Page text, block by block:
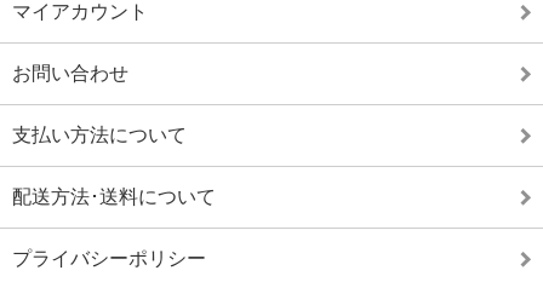
マイアカウント
お問い合わせ
支払い方法について
配送方法･送料について
プライバシーポリシー